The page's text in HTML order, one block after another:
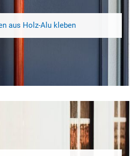
aus Holz‑Alu kleben